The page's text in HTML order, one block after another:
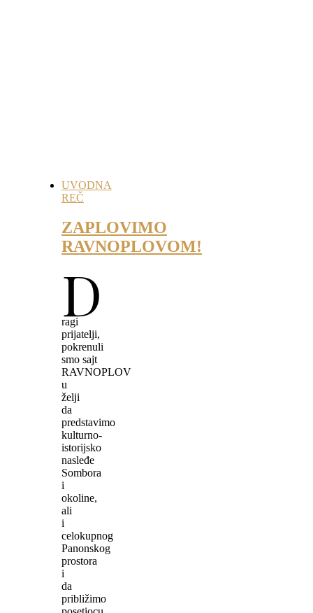
UVODNA
REČ
ZAPLOVIMO
RAVNOPLOVOM!
D
ragi
prijatelji,
pokrenuli
smo sajt
RAVNOPLOV
u
želji
da
predstavimo
kulturno-
istorijsko
nasleđe
Sombora
i
okoline,
ali
i
celokupnog
Panonskog
prostora
i
da
približimo